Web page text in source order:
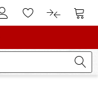
Al conto clienteAlla lista
Al Al